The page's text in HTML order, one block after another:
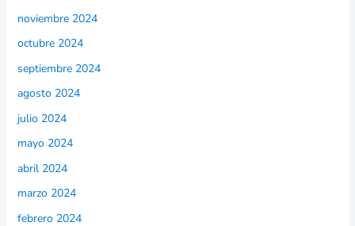
noviembre 2024
octubre 2024
septiembre 2024
agosto 2024
julio 2024
mayo 2024
abril 2024
marzo 2024
febrero 2024